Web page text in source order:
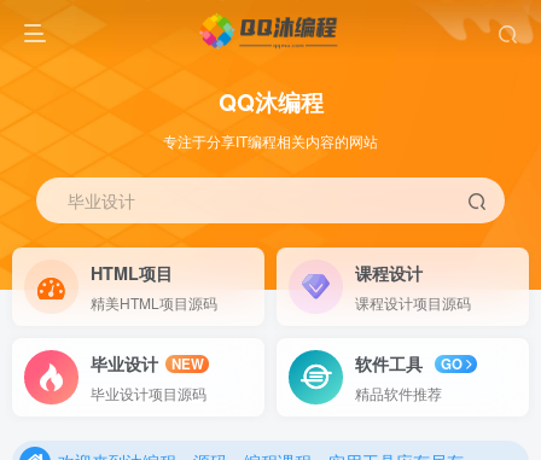
QQ沐编程
专注于分享IT编程相关内容的网站
毕业设计
HTML项目
精美HTML项目源码
课程设计
课程设计项目源码
毕业设计
NEW
毕业设计项目源码
软件工具
GO
精品软件推荐